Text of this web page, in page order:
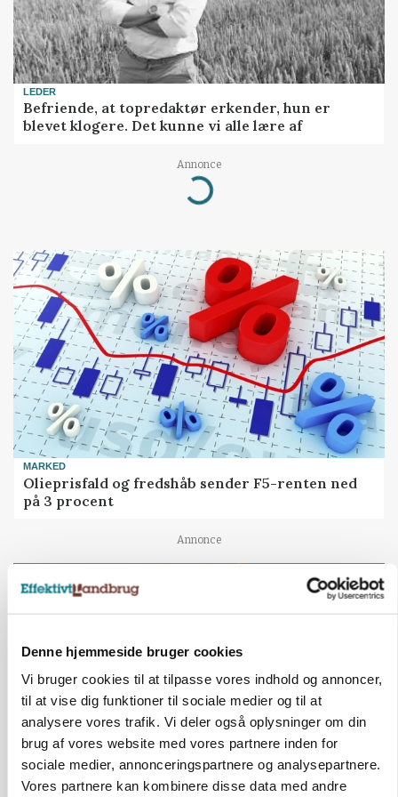
Denne hjemmeside bruger cookies
Vi bruger cookies til at tilpasse vores indhold og annoncer,
til at vise dig funktioner til sociale medier og til at
analysere vores trafik. Vi deler også oplysninger om din
brug af vores website med vores partnere inden for
sociale medier, annonceringspartnere og analysepartnere.
Vores partnere kan kombinere disse data med andre
LEDER
Befriende, at topredaktør erkender, hun er
blevet klogere. Det kunne vi alle lære af
Annonce
Loading...
MARKED
Olieprisfald og fredshåb sender F5-renten ned
på 3 procent
Annonce
BUSINESS